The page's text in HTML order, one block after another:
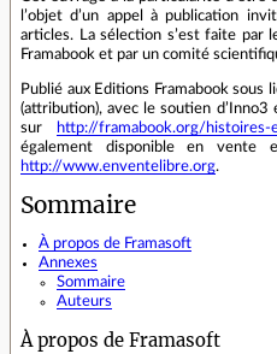
l’objet d’un appel à publication
articles. La sélection s’est faite par
Framabook et par un comité
Publié aux Editions Framabook sous
(attribution), avec le soutien d’Inno3
sur
http://framabook.org/histoires-
également disponible en
http://www.enventelibre.org.
Sommaire
À propos de Framasoft
Annexes
Sommaire
Auteurs
À propos de Framasoft